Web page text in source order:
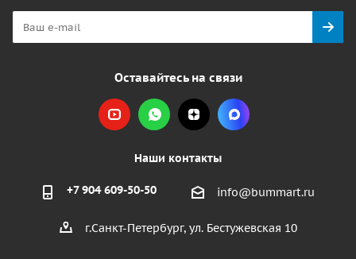
Оставайтесь на связи
Наши контакты
+7 904 609-50-50 info@bummart.ru
г.Санкт-Петербург, ул. Бестужевская 10